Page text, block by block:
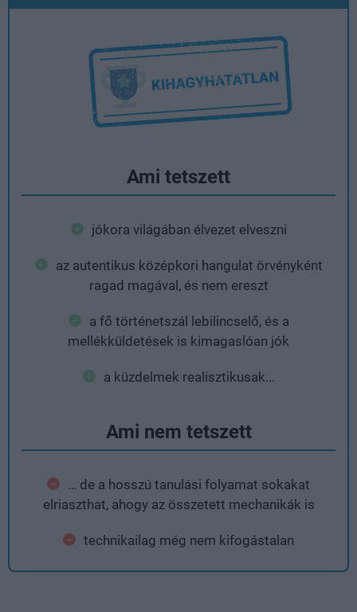
Ami tetszett
jókora világában élvezet elveszni
az autentikus középkori hangulat örvényként
ragad magával, és nem ereszt
a fő történetszál lebilincselő, és a
mellékküldetések is kimagaslóan jók
a küzdelmek realisztikusak...
Ami nem tetszett
… de a hosszú tanulási folyamat sokakat
elriaszthat, ahogy az összetett mechanikák is
technikailag még nem kifogástalan